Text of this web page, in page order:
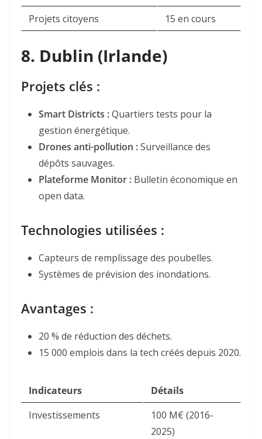
Projets citoyens
15 en cours
8. Dublin (Irlande)
Projets clés :
Smart Districts :Quartiers tests pour la
gestion énergétique.
Drones anti-pollution :Surveillance des
dépôts sauvages.
Plateforme Monitor : Bulletin économique en
open data.
Technologies utilisées :
Capteurs de remplissage des poubelles.
Systèmes de prévision des inondations.
Avantages :
20 % de réduction des déchets.
15 000 emplois dans la tech créés depuis 2020.
Indicateurs
Détails
Investissements
100 M€ (2016-
2025)